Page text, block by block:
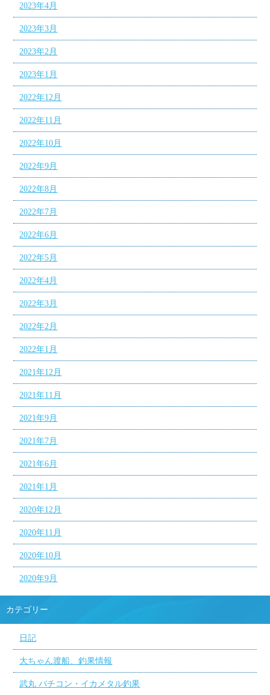
2023年4月
2023年3月
2023年2月
2023年1月
2022年12月
2022年11月
2022年10月
2022年9月
2022年8月
2022年7月
2022年6月
2022年5月
2022年4月
2022年3月
2022年2月
2022年1月
2021年12月
2021年11月
2021年9月
2021年7月
2021年6月
2021年1月
2020年12月
2020年11月
2020年10月
2020年9月
カテゴリー
日記
大ちゃん渡船、釣果情報
武丸 バチコン・イカメタル釣果